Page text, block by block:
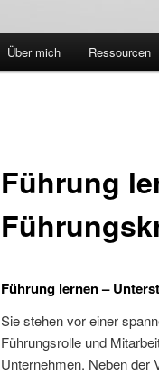
Über mich Ressourcen
Führung
Führung lernen –
Sie stehen vor einer
Führungsrolle und
Unternehmen. Neben der